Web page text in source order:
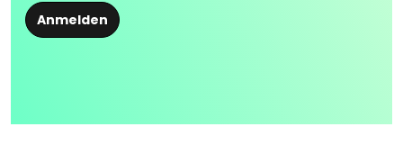
Anmelden